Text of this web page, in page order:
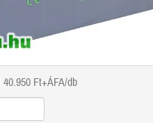
40.950 Ft+ÁFA/db